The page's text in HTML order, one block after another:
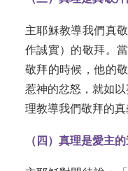
主耶穌教導我們真
作誠實）的敬拜。
敬拜的時候，他的
惹神的忿怒，就如
理教導我們敬拜的真
（四）真理是愛主